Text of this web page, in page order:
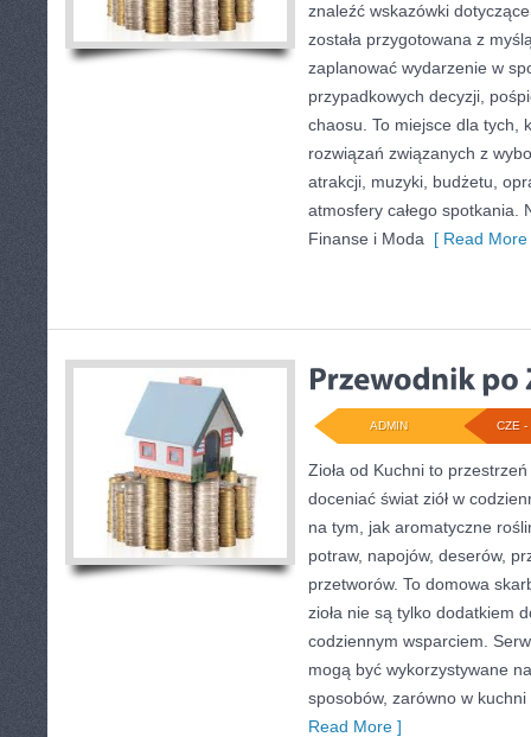
znaleźć wskazówki
została przygotowana z
zaplanować wydarzenie w
przypadkowych decyzji,
chaosu. To miejsce dla tych,
rozwiązań związanych z
atrakcji, muzyki, budżetu,
atmosfery całego spotkania.
Finanse i Moda [ Read More
CZE -
ADMIN
Zioła od Kuchni to
doceniać świat ziół w
na tym, jak aromatyczne
potraw, napojów, deserów,
przetworów. To domowa
zioła nie są tylko dodatkiem
codziennym wsparciem.
mogą być wykorzystywane
sposobów, zarówno w
Read More ]